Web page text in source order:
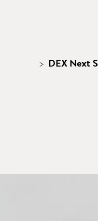
DEX Next S